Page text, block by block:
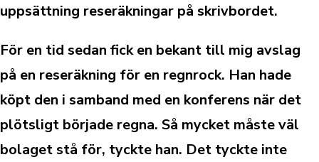
uppsättning reseräkningar på skrivbordet.
För en tid sedan fick en bekant till mig avslag
på en reseräkning för en regnrock. Han hade
köpt den i samband med en konferens när det
plötsligt började regna. Så mycket måste väl
bolaget stå för, tyckte han. Det tyckte inte